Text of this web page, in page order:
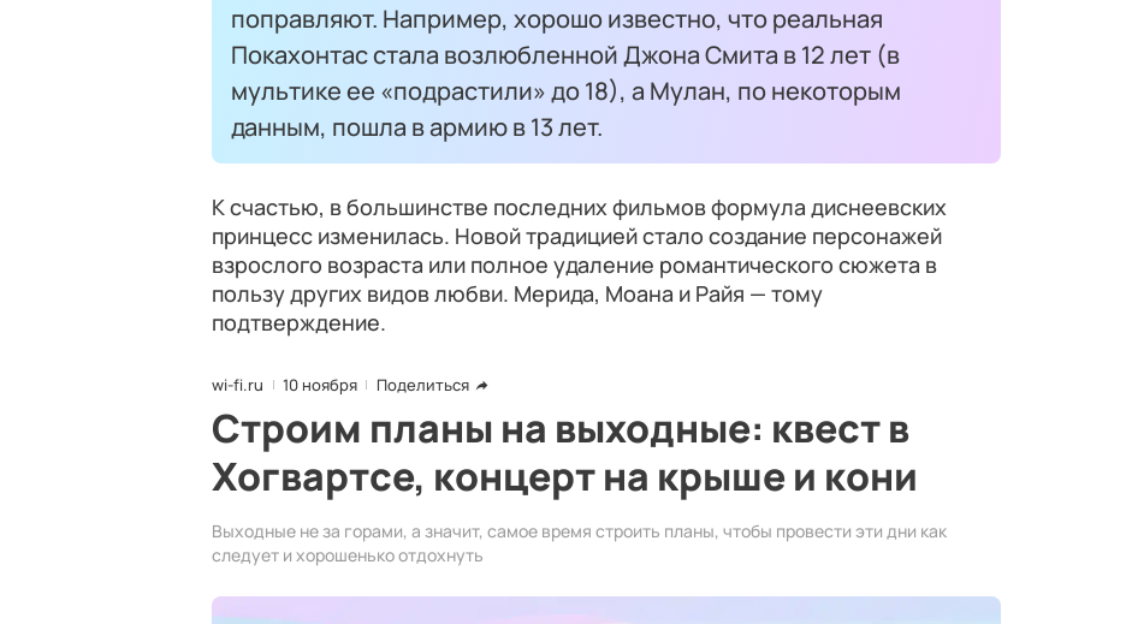
поправляют. Например, хорошо известно, что реальная
Покахонтас стала возлюбленной Джона Смита в 12 лет (в
мультике ее «подрастили» до 18), а Мулан, по некоторым
данным, пошла в армию в 13 лет.
К счастью, в большинстве последних фильмов формула диснеевских
принцесс изменилась. Новой традицией стало создание персонажей
взрослого возраста или полное удаление романтического сюжета в
пользу других видов любви. Мерида, Моана и Райя — тому
подтверждение.
wi-fi.ru 10 ноября Поделиться
Строим планы на выходные: квест в
Хогвартсе, концерт на крыше и кони
Выходные не за горами, а значит, самое время строить планы, чтобы провести эти дни как
следует и хорошенько отдохнуть